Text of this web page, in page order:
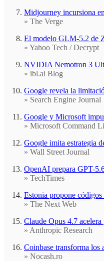
Midjourney incursiona
» The Verge
El modelo GLM-5.2 de
» Yahoo Tech / Decrypt
NVIDIA Nemotron 3
» ibl.ai Blog
Google revela la
» Search Engine Journal
Google y Microsoft
» Microsoft Command
Google imita estrategia
» Wall Street Journal
OpenAI prepara GPT-
» TechTimes
Estonia propone
» The Next Web
Claude Opus 4.7
» Anthropic Research
Coinbase transforma los
» Nocash.ro